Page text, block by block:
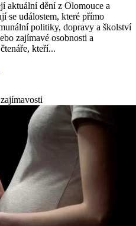
aktuální dění z Olomouce a
se událostem, které přímo
politiky, dopravy a školství
zajímavé osobnosti a
kteří...